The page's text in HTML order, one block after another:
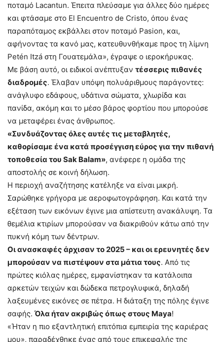
ποταμό Lacantun. Έπειτα πλεύσαμε για άλλες δύο ημέρες
και φτάσαμε στο El Encuentro de Cristo, όπου ένας
παραπόταμος εκβάλλει στον ποταμό Pasion, και,
αφήνοντας τα κανό μας, κατευθυνθήκαμε προς τη λίμνη
Petén Itzá στη Γουατεμάλα», έγραψε ο ιεροκήρυκας.
Με βάση αυτό, οι ειδικοί ανέπτυξαν τέσσερις πιθανές
διαδρομές. Έλαβαν υπόψη πολυάριθμους παράγοντες:
ανάγλυφο εδάφους, υδάτινα σώματα, χλωρίδα και
πανίδα, ακόμη και το μέσο βάρος φορτίου που μπορούσε
να μεταφέρει ένας άνθρωπος.
«Συνδυάζοντας όλες αυτές τις μεταβλητές,
καθορίσαμε ένα κατά προσέγγιση εύρος για την πιθανή
τοποθεσία του Sak Balam», ανέφερε η ομάδα της
αποστολής σε κοινή δήλωση.
Η περιοχή αναζήτησης κατέληξε να είναι μικρή.
Σαρώθηκε γρήγορα με αεροφωτογράφηση. Και κατά την
εξέταση των εικόνων έγινε μια απίστευτη ανακάλυψη. Τα
θεμέλια κτιρίων μπορούσαν να διακριθούν κάτω από την
πυκνή κόμη των δέντρων.
Οι ανασκαφές άρχισαν το 2025 – και οι ερευνητές δεν
μπορούσαν να πιστέψουν στα μάτια τους. Από τις
πρώτες κιόλας ημέρες, εμφανίστηκαν τα κατάλοιπα
αρκετών τειχών και δώδεκα πετρογλυφικά, δηλαδή
λαξευμένες εικόνες σε πέτρα. Η διάταξη της πόλης έγινε
σαφής. Όλα ήταν ακριβώς όπως στους Maya!
«Ήταν η πιο εξαντλητική επιτόπια εμπειρία της καριέρας
μου», παραδέχθηκε ένας από τους επικεφαλής της